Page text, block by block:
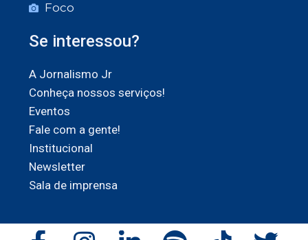
Foco
Se interessou?
A Jornalismo Jr
Conheça nossos serviços!
Eventos
Fale com a gente!
Institucional
Newsletter
Sala de imprensa